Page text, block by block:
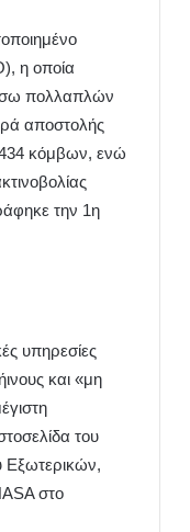
η οποία
πολλαπλών
αποστολής
434 κόμβων, ενώ
την 1η
υπηρεσίες
και «μη
του
Εξωτερικών,
στο